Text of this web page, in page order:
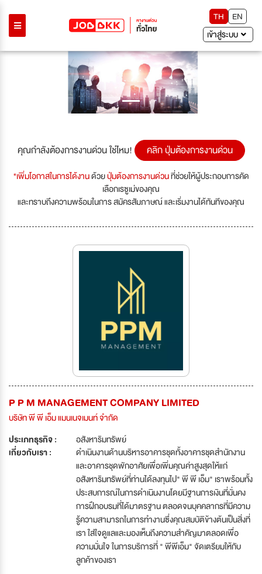
TH
EN
เข้าสู่ระบบ
คุณกำลังต้องการงานด่วน ใช่ไหม! คลิก ปุ่มต้องการงานด่วน
*เพิ่มโอกาสในการได้งานด้วยปุ่มต้องการงานด่วนที่ช่วยให้ผู้ประกอบการคัด
เลือกเรซูเม่ของคุณ
และทราบถึงความพร้อมในการ สมัครสัมภาษณ์ และเริ่มงานได้ทันทีของคุณ
P P M MANAGEMENT COMPANY LIMITED
บริษัท พี พี เอ็ม แมนเนจเมนท์ จำกัด
ประเภทธุรกิจ :
อสังหาริมทรัพย์
เกี่ยวกับเรา :
ดำเนินงานด้านบริหารอาคารชุดทั้งอาคารชุดสำนักงาน
และอาคารชุดพักอาศัยเพื่อเพิ่มคุณค่าสูงสุดให้แก่
อสังหาริมทรัพย์ที่ท่านได้ลงทุนไป" พี พี เอ็ม" เราพร้อมทั้ง
ประสบการณ์ในการดำเนินงานโดยมีฐานการเงินที่มั่นคง
การฝึกอบรมที่ได้มาตรฐาน ตลอดจนบุคคลากรที่มีความ
รู้ความสามารถในการทำงานซึ่งคุณสมบัติข้างต้นเป็นสิ่งที่
เรา ใส่ใจดูแลและมองเห็นถึงความสำคัญมาตลอดเพื่อ
ความมั่นใจ ในการบริการที่ " พีพีเอ็ม" จัดเตรียมให้กับ
ลูกค้าของเรา